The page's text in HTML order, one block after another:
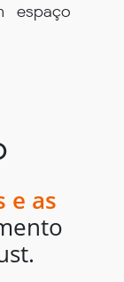
espaço
e as